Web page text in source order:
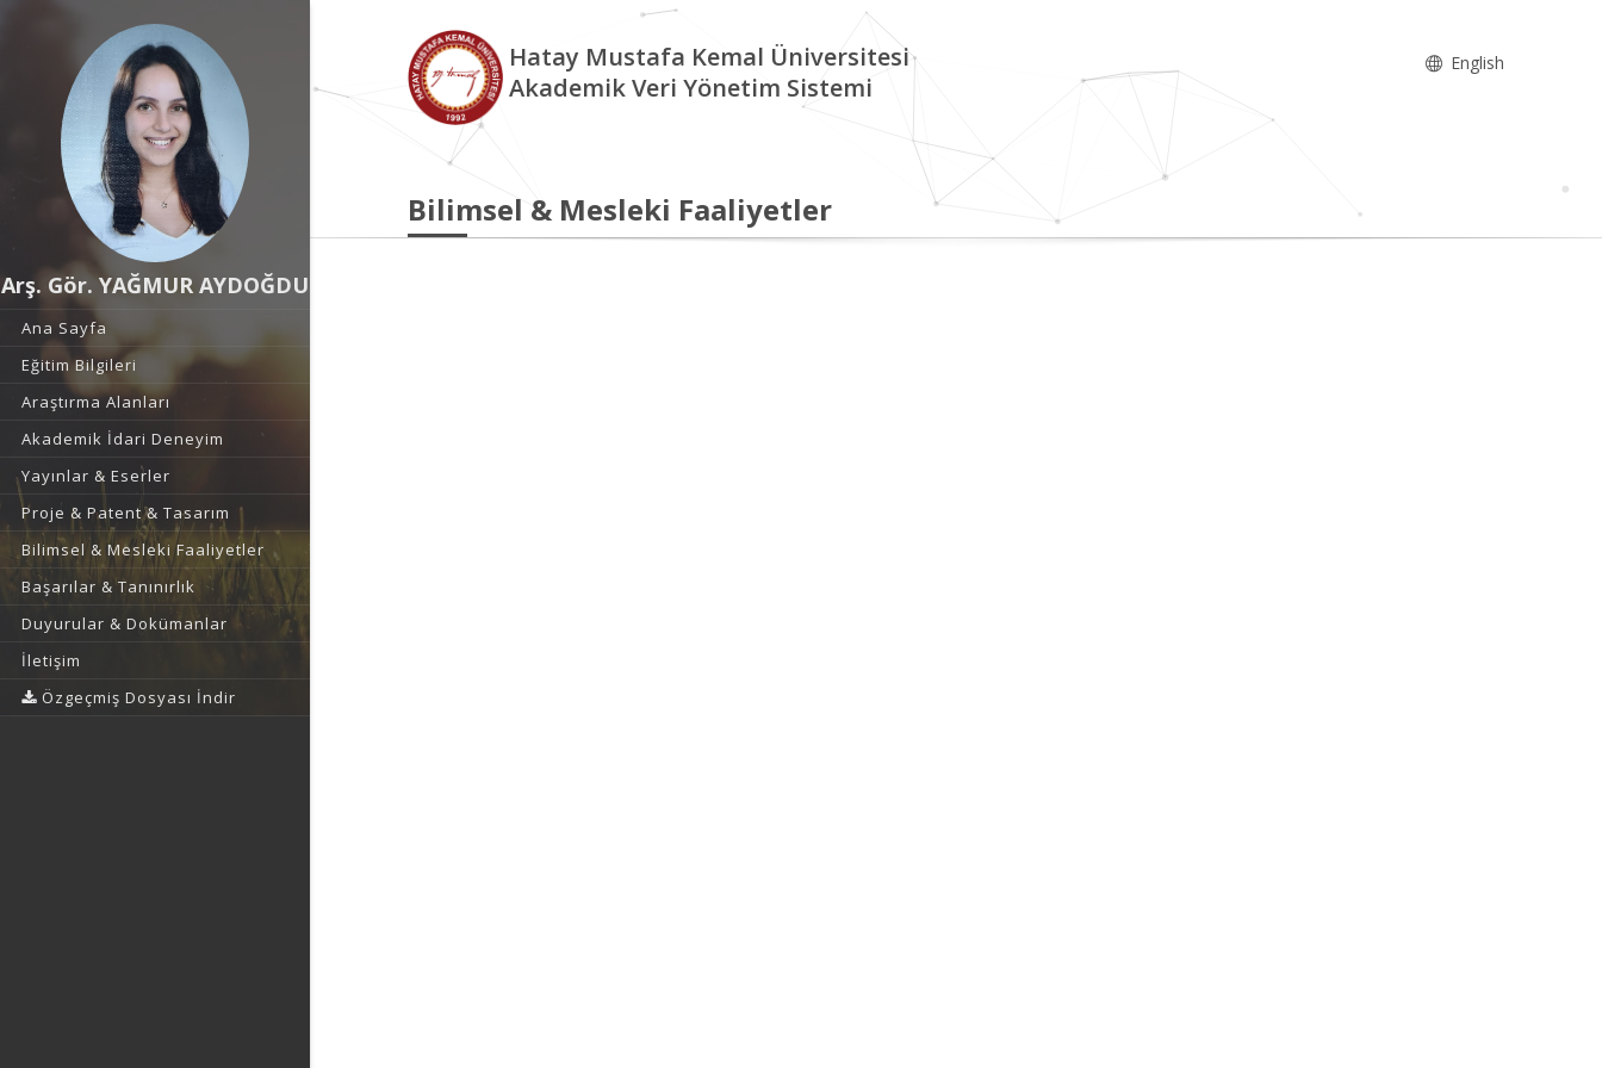
Arş. Gör. YAĞMUR AYDOĞDU
Ana Sayfa
Eğitim Bilgileri
Araştırma Alanları
Akademik İdari Deneyim
Yayınlar & Eserler
Proje & Patent & Tasarım
Bilimsel & Mesleki Faaliyetler
Başarılar & Tanınırlık
Duyurular & Dokümanlar
İletişim
Özgeçmiş Dosyası İndir
Hatay Mustafa Kemal Üniversitesi
Akademik Veri Yönetim Sistemi
English
Bilimsel & Mesleki Faaliyetler